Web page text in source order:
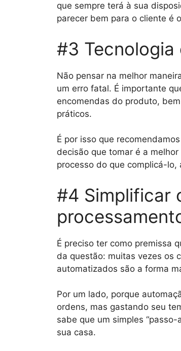
que sempre terá à sua
parecer bem para o cliente é
#3 Tecnologia
Não pensar na melhor
um erro fatal. É importante
encomendas do produto,
práticos.
É por isso que
decisão que tomar é a
processo do que complicá-
#4 Simplificar
É preciso ter como premissa
da questão: muitas vezes os
automatizados são a forma
Por um lado, porque
ordens, mas gastando seu
sabe que um simples
sua casa.